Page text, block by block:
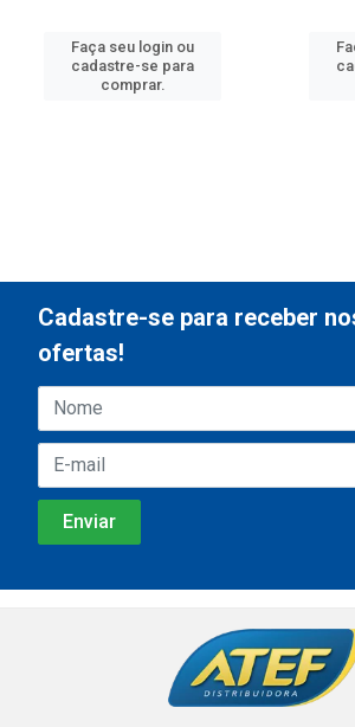
Faça seu login ou
cadastre-se para
comprar.
Cadastre-se para receber
ofertas!